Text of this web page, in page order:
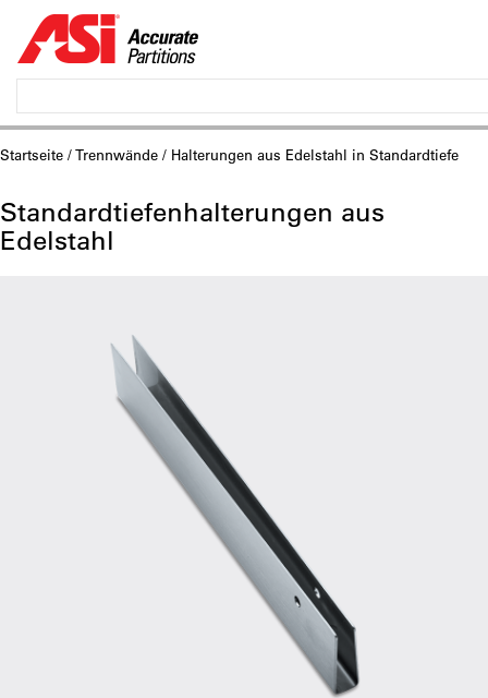
Startseite /Trennwände / Halterungen aus Edelstahl in Standardtiefe
Standardtiefenhalterungen aus
Edelstahl